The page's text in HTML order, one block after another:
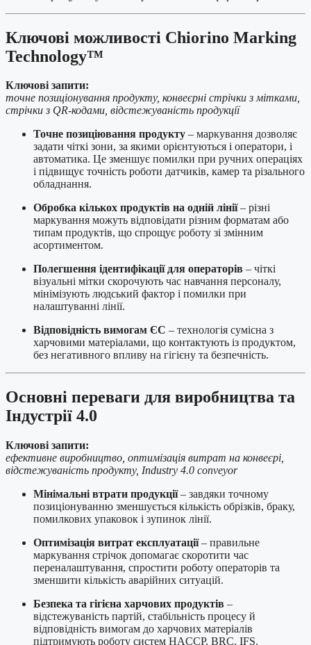
Ключові можливості Chiorino Marking
Technology™
Ключові запити:
точне позиціонування продукту, конвеєрні стрічки з мітками,
стрічки з QR-кодами, відстежуваність продукції
Точне позиціювання продукту – маркування дозволяє
задати чіткі зони, за якими орієнтуються і оператори, і
автоматика. Це зменшує помилки при ручних операціях
і підвищує точність роботи датчиків, камер та різального
обладнання.
Обробка кількох продуктів на одній лінії– різні
маркування можуть відповідати різним форматам або
типам продуктів, що спрощує роботу зі змінним
асортиментом.
Полегшення ідентифікації для операторів – чіткі
візуальні мітки скорочують час навчання персоналу,
мінімізують людський фактор і помилки при
налаштуванні лінії.
Відповідність вимогам ЄС – технологія сумісна з
харчовими матеріалами, що контактують із продуктом,
без негативного впливу на гігієну та безпечність.
Основні переваги для виробництва та
Індустрії 4.0
Ключові запити:
ефективне виробництво, оптимізація витрат на конвеєрі,
відстежуваність продукту, Industry 4.0 conveyor
Мінімальні втрати продукції– завдяки точному
позиціонуванню зменшується кількість обрізків, браку,
помилкових упаковок і зупинок лінії.
Оптимізація витрат експлуатації– правильне
маркування стрічок допомагає скоротити час
переналаштування, спростити роботу операторів та
зменшити кількість аварійних ситуацій.
Безпека та гігієна харчових продуктів –
відстежуваність партій, стабільність процесу й
відповідність вимогам до харчових матеріалів
підтримують роботу систем HACCP, BRC, IFS.